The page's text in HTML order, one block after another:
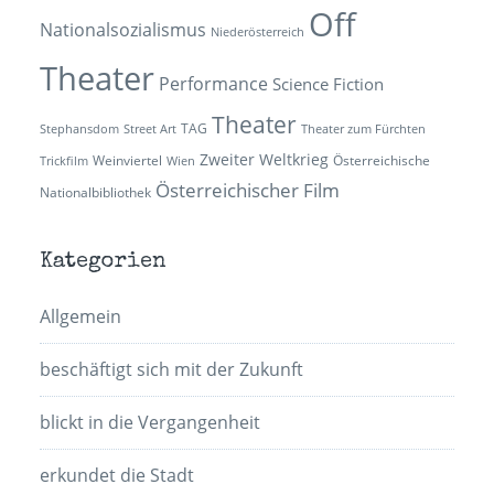
Nationalsozialismus Niederösterreich Off
Theater Performance Science Fiction
Stephansdom Street Art TAG Theater Theater zum Fürchten
Trickfilm Weinviertel Wien Zweiter Weltkrieg Österreichische
Nationalbibliothek Österreichischer Film
Kategorien
Allgemein
beschäftigt sich mit der Zukunft
blickt in die Vergangenheit
erkundet die Stadt